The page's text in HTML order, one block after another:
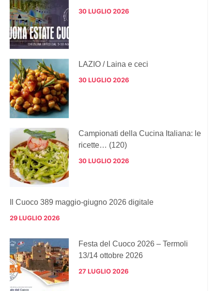
30 LUGLIO 2026
LAZIO / Laina e ceci
30 LUGLIO 2026
Campionati della Cucina Italiana: le
ricette… (120)
30 LUGLIO 2026
Il Cuoco 389 maggio-giugno 2026 digitale
29 LUGLIO 2026
Festa del Cuoco 2026 – Termoli
13/14 ottobre 2026
27 LUGLIO 2026